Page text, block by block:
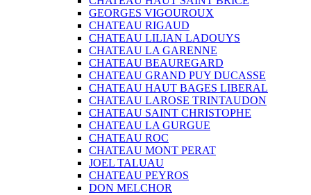
GEORGES VIGOUROUX
CHATEAU RIGAUD
CHATEAU LILIAN LADOUYS
CHATEAU LA GARENNE
CHATEAU BEAUREGARD
CHATEAU GRAND PUY DUCASSE
CHATEAU HAUT BAGES LIBERAL
CHATEAU LAROSE TRINTAUDON
CHATEAU SAINT CHRISTOPHE
CHATEAU LA GURGUE
CHATEAU ROC
CHATEAU MONT PERAT
JOEL TALUAU
CHATEAU PEYROS
DON MELCHOR